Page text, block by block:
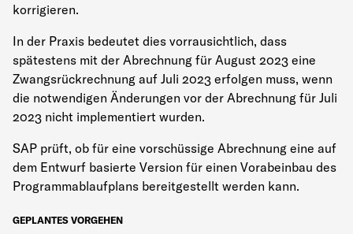
korrigieren.
In der Praxis bedeutet dies vorrausichtlich, dass
spätestens mit der Abrechnung für August 2023 eine
Zwangsrückrechnung auf Juli 2023 erfolgen muss, wenn
die notwendigen Änderungen vor der Abrechnung für Juli
2023 nicht implementiert wurden.
SAP prüft, ob für eine vorschüssige Abrechnung eine auf
dem Entwurf basierte Version für einen Vorabeinbau des
Programmablaufplans bereitgestellt werden kann.
GEPLANTES VORGEHEN